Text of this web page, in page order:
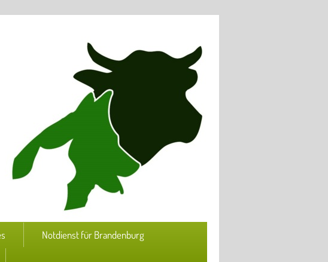
Notdienst für Brandenburg